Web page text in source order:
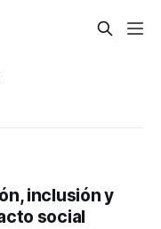
inclusión y
social